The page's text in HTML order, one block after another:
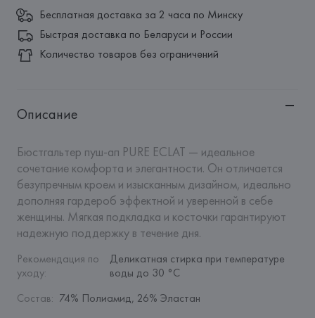
Бесплатная доставка за 2 часа по Минску
Быстрая доставка по Беларуси и России
Количество товаров без ограничений
Описание
Бюстгальтер пуш-ап PURE ECLAT — идеальное
сочетание комфорта и элегантности. Он отличается
безупречным кроем и изысканным дизайном, идеально
дополняя гардероб эффектной и уверенной в себе
женщины. Мягкая подкладка и косточки гарантируют
надежную поддержку в течение дня.
Рекомендация по
уходу:
Деликатная стирка при температуре
воды до 30 °C
Состав: 74% Полиамид, 26% Эластан